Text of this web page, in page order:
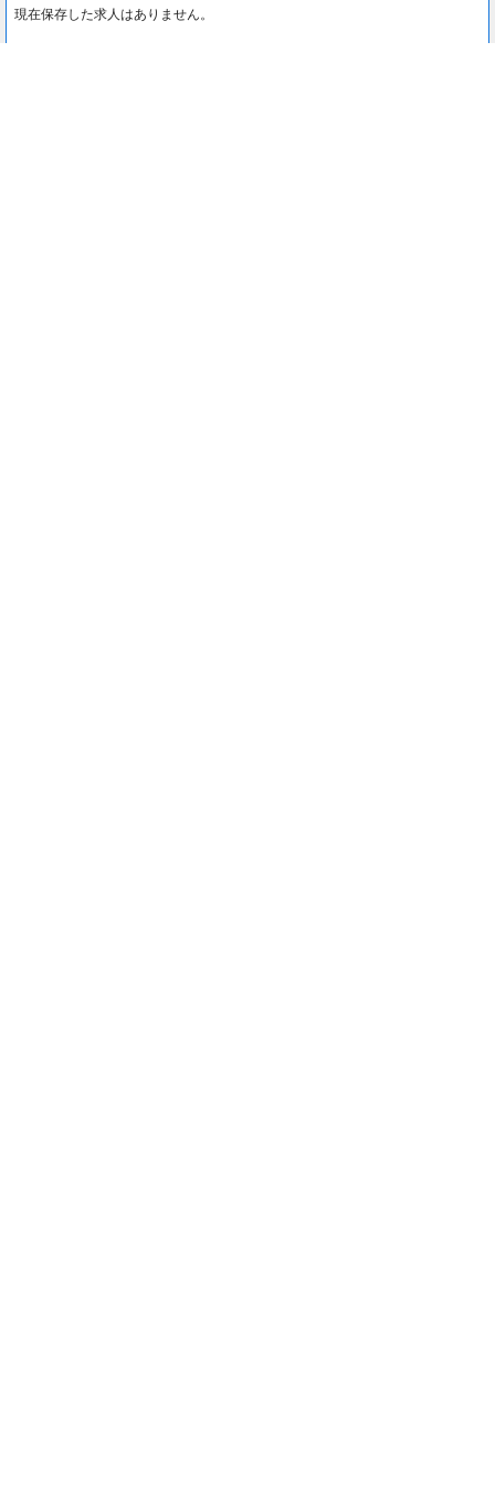
現在保存した求人はありません。